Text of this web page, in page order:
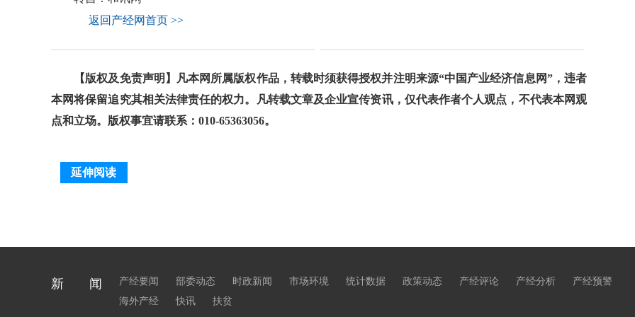
返回产经网首页 >>
【版权及免责声明】凡本网所属版权作品，转载时须获得授权并注明来源“中国产业经济信息网”，违者
本网将保留追究其相关法律责任的权力。凡转载文章及企业宣传资讯，仅代表作者个人观点，不代表本网观
点和立场。版权事宜请联系：010-65363056。
延伸阅读
新 闻 产经要闻 部委动态 时政新闻 市场环境 统计数据 政策动态 产经评论 产经分析
产经预警
海外产经
快讯 扶贫